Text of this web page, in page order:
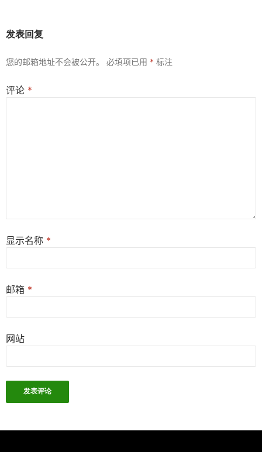
发表回复
您的邮箱地址不会被公开。 必填项已用 * 标注
评论 *
显示名称 *
邮箱 *
网站